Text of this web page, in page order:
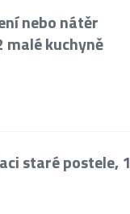
nebo nátěr
malé kuchyně
staré postele,